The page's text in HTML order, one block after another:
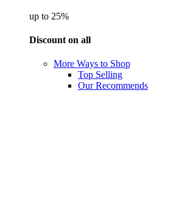
up to 25%
Discount on all
More Ways to Shop
Top Selling
Our Recommends